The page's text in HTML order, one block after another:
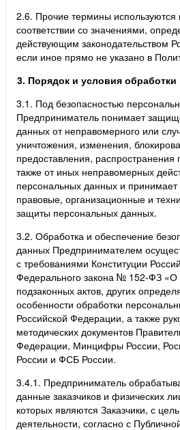
2.6. Прочие термины
соответствии со значениями,
действующим законодательством
если иное прямо не указано в
3. Порядок и условия
3.1. Под безопасностью
Предприниматель понимает
данных от неправомерного или
уничтожения, изменения,
предоставления,
также от иных неправомерных
персональных данных и
правовые, организационные и
защиты персональных данных.
3.2. Обработка и обеспечение
данных Предпринимателем
с требованиями Конституции
Федерального закона № 152-ФЗ «О
подзаконных актов, других
особенности обработки
Российской Федерации, а также
методических документов
Федерации, Минцифры России,
России и ФСБ России.
3.4.1. Предприниматель
данные заказчиков и физических
которых являются Заказчики, с
деятельности, согласно с